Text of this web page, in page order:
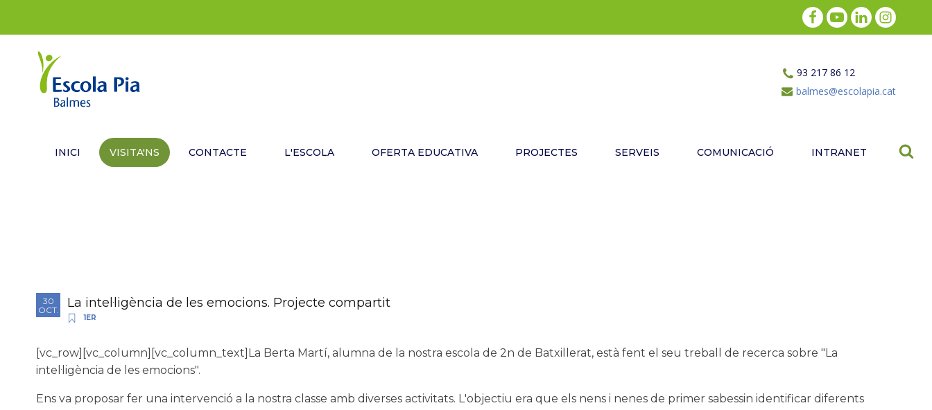
93 217 86 12
balmes@escolapia.cat
INICI VISITA'NS CONTACTE L'ESCOLA OFERTA EDUCATIVA PROJECTES SERVEIS COMUNICACIÓ INTRANET
30
OCT.
La intel·ligència de les emocions. Projecte compartit
1ER
[vc_row][vc_column][vc_column_text]La Berta Martí, alumna de la nostra escola de 2n de Batxillerat, està fent el seu treball de recerca sobre "La
intel·ligència de les emocions".
Ens va proposar fer una intervenció a la nostra classe amb diverses activitats. L'objectiu era que els nens i nenes de primer sabessin identificar diferents